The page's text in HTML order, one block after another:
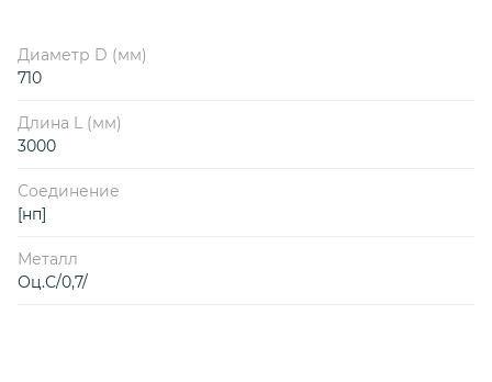
Диаметр D (мм)
710
Длина L (мм)
3000
Соединение
[нп]
Металл
Оц.С/0,7/